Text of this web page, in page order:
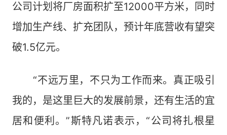
公司计划将厂房面积扩至12000平方米，同时
增加生产线、扩充团队，预计年底营收有望突
破1.5亿元。
“不远万里，不只为工作而来。真正吸引
我的，是这里巨大的发展前景，还有生活的宜
居和便利。”斯特凡诺表示，“公司将扎根星